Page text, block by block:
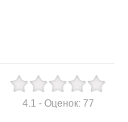
4.1 - Оценок: 77